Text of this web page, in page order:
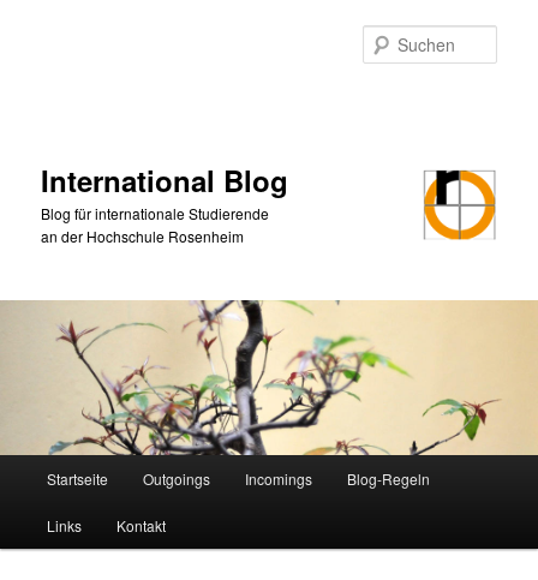
International Blog
Blog für internationale Studierende
an der Hochschule Rosenheim
Startseite Outgoings Incomings Blog-Regeln
Links Kontakt